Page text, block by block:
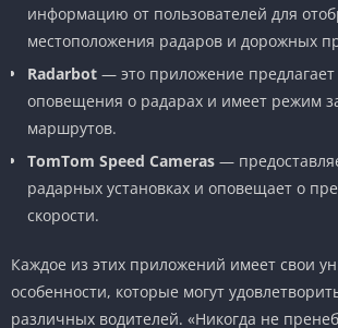
информацию от пользователей для
местоположения радаров и дорожных
Radarbot — это приложение
оповещения о радарах и имеет режим
маршрутов.
TomTom Speed Cameras —
радарных установках и оповещает о
скорости.
Каждое из этих приложений имеет свои
особенности, которые могут
различных водителей. «Никогда не